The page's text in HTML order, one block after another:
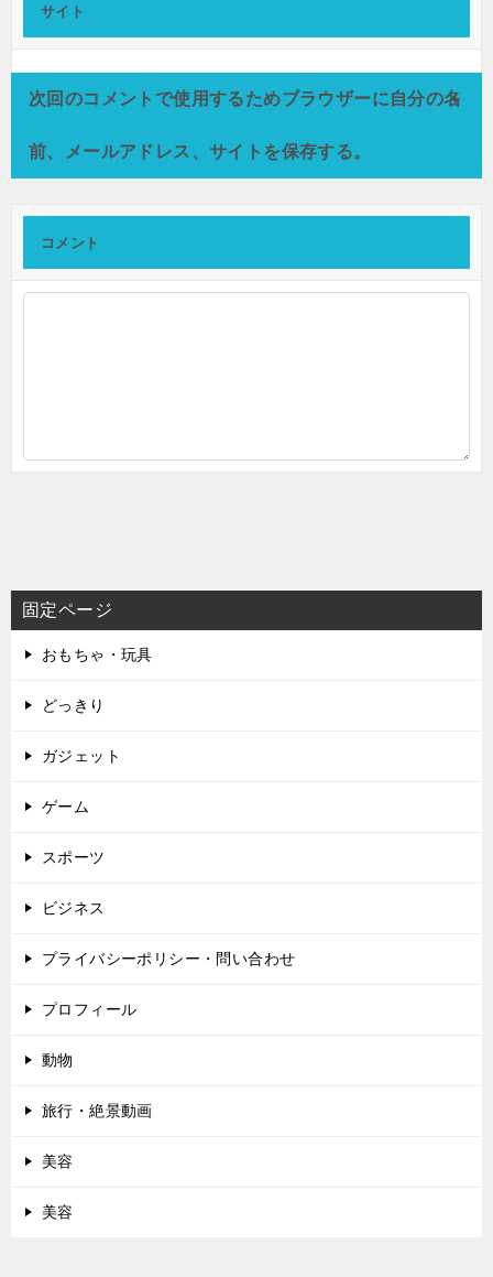
サイト
次回のコメントで使用するためブラウザーに自分の名
前、メールアドレス、サイトを保存する。
コメント
固定ページ
おもちゃ・玩具
どっきり
ガジェット
ゲーム
スポーツ
ビジネス
プライバシーポリシー・問い合わせ
プロフィール
動物
旅行・絶景動画
美容
美容